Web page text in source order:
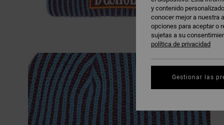
y contenido
conocer mejor a nuestra
opciones para aceptar o
sujetas a su
política de privacidad
Gestionar las